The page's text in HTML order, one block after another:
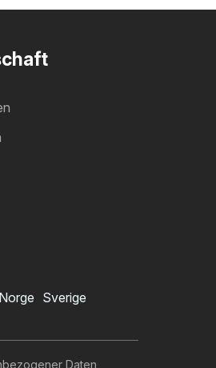
Norge Sverige
Daten